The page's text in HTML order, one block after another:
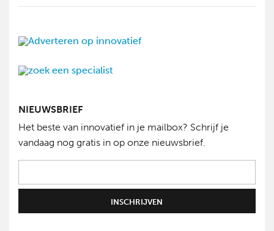
NIEUWSBRIEF
Het beste van innovatief in je mailbox? Schrijf je
vandaag nog gratis in op onze nieuwsbrief.